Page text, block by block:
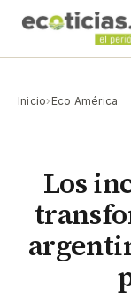
Inicio› Eco América
Los